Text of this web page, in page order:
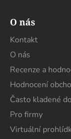
O nás
Kontakt
O nás
Recenze a
Hodnocení
Často kladené
Pro firmy
Virtuální